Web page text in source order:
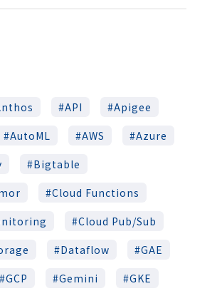
API
Apigee
AutoML AWS
Azure
Bigtable
Cloud Functions
Cloud Pub/Sub
Dataflow
GAE
GCP Gemini
GKE